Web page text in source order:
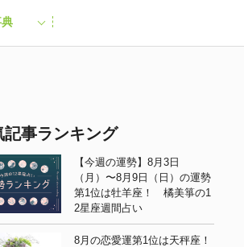
記事ランキング
【今週の運勢】8月3日
（月）〜8月9日（日）の運勢
第1位は牡羊座！ 橘美箏の1
2星座週間占い
8月の恋愛運第1位は天秤座！